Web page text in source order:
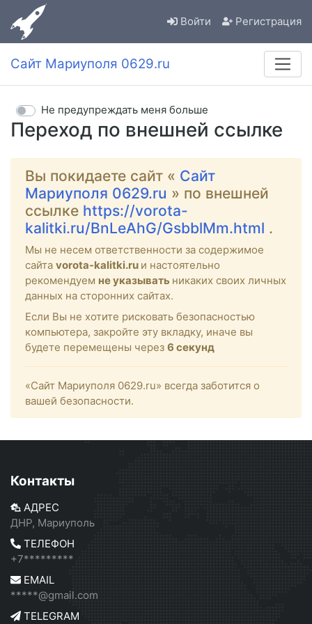
Войти Регистрация
Сайт Мариуполя 0629.ru
Переход по внешней ссылке
Не предупреждать меня больше
Вы покидаете сайт « Сайт
Мариуполя 0629.ru » по внешней
ссылке https://vorota-
kalitki.ru/BnLeAhG/GsbblMm.html .
Мы не несем ответственности за содержимое
сайта vorota-kalitki.ru и настоятельно
рекомендуем не указывать никаких своих личных
данных на сторонних сайтах.
Если Вы не хотите рисковать безопасностью
компьютера, закройте эту вкладку, иначе вы
будете перемещены через 6 секунд
«Сайт Мариуполя 0629.ru» всегда заботится о
вашей безопасности.
Контакты
АДРЕС
ДНР, Мариуполь
ТЕЛЕФОН
+7*********
EMAIL
*****@gmail.com
TELEGRAM